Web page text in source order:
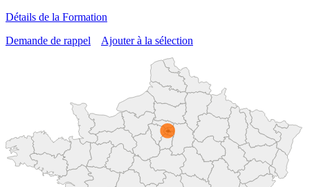
Détails de la Formation
Demande de rappel
Ajouter à la sélection